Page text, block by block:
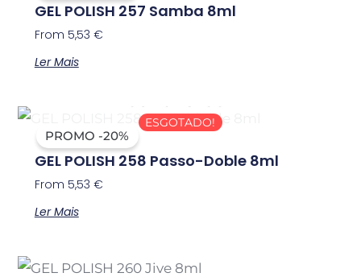
GEL POLISH 257 Samba 8ml
From 5,53 €
Ler Mais
ESGOTADO!
PROMO -20%
GEL POLISH 258 Passo-Doble 8ml
From 5,53 €
Ler Mais